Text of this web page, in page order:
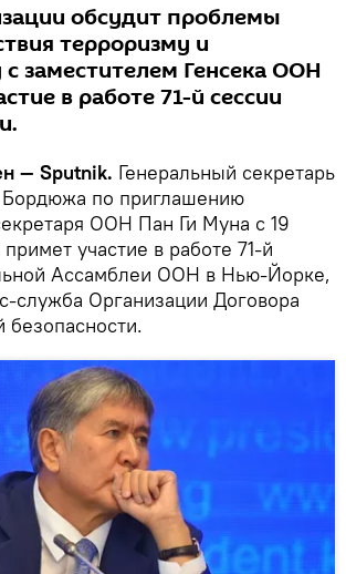
обсудит проблемы
терроризму и
заместителем Генсека ООН
в работе 71-й сессии
— Sputnik. Генеральный секретарь
по приглашению
ООН Пан Ги Муна с 19
участие в работе 71-й
Ассамблеи ООН в Нью-Йорке,
служба Организации Договора
безопасности.